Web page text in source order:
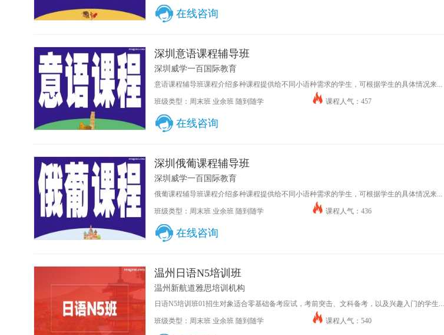
在线咨询
深圳意语课程辅导班
深圳威学一百国际教育
意语课程辅导班课程介绍多种课程提供给不同小语种需求的学生，可根据学生的具体情况来...
班级类型：周末班 业余班 随到随学 课程人气：457
在线咨询
深圳俄葡课程辅导班
深圳威学一百国际教育
俄葡课程辅导班课程介绍多种课程提供给不同小语种需求的学生，可根据学生的具体情况来...
班级类型：周末班 业余班 随到随学 课程人气：436
在线咨询
温州日语N5培训班
温州新航道雅思培训机构
日语N5培训班01招生对象适合零基础备考应试，考前突击、文科备考，以及兴趣入门的学生...
班级类型：周末班 业余班 随到随学 课程人气：540